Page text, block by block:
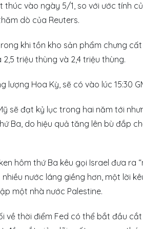
vào ngày 5/1, so với ước tính
dò của Reuters.
khi tồn kho sản phẩm chưng
triệu thùng và 2,4 triệu thùng.
lượng Hoa Kỳ, sẽ có vào lúc 15:30
sẽ đạt kỷ lục trong hai năm tới
Ba, do hiệu quả tăng lên bù đắp
hôm thứ Ba kêu gọi Israel đưa ra
nước láng giềng hơn, một lời
một nhà nước Palestine.
về thời điểm Fed có thể bắt đầu